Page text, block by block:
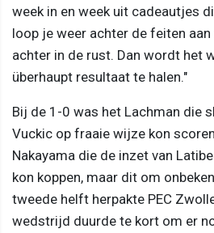
week in en week uit cadeautjes
loop je weer achter de feiten
achter in de rust. Dan wordt het
überhaupt resultaat te halen."
Bij de 1-0 was het Lachman die
Vuckic op fraaie wijze kon
Nakayama die de inzet van
kon koppen, maar dit om
tweede helft herpakte PEC
wedstrijd duurde te kort om er